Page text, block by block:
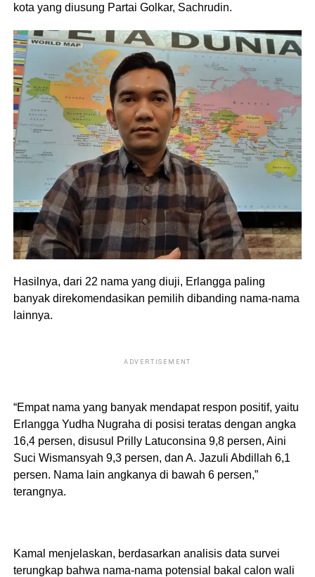
kota yang diusung Partai Golkar, Sachrudin.
Hasilnya, dari 22 nama yang diuji, Erlangga paling
banyak direkomendasikan pemilih dibanding nama-nama
lainnya.
ADVERTISEMENT
“Empat nama yang banyak mendapat respon positif, yaitu
Erlangga Yudha Nugraha di posisi teratas dengan angka
16,4 persen, disusul Prilly Latuconsina 9,8 persen, Aini
Suci Wismansyah 9,3 persen, dan A. Jazuli Abdillah 6,1
persen. Nama lain angkanya di bawah 6 persen,”
terangnya.
Kamal menjelaskan, berdasarkan analisis data survei
terungkap bahwa nama-nama potensial bakal calon wali